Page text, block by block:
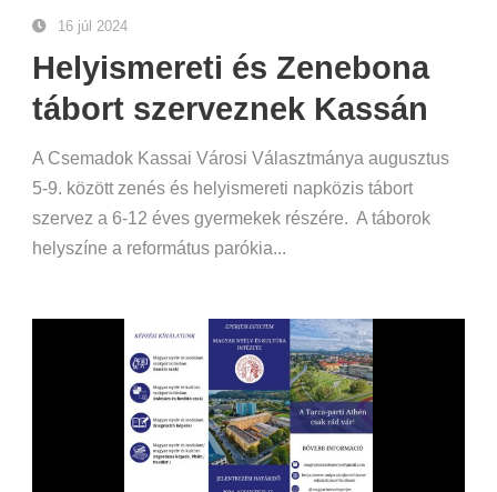
16 júl 2024
Helyismereti és Zenebona
tábort szerveznek Kassán
A Csemadok Kassai Városi Választmánya augusztus
5-9. között zenés és helyismereti napközis tábort
szervez a 6-12 éves gyermekek részére. A táborok
helyszíne a református parókia...